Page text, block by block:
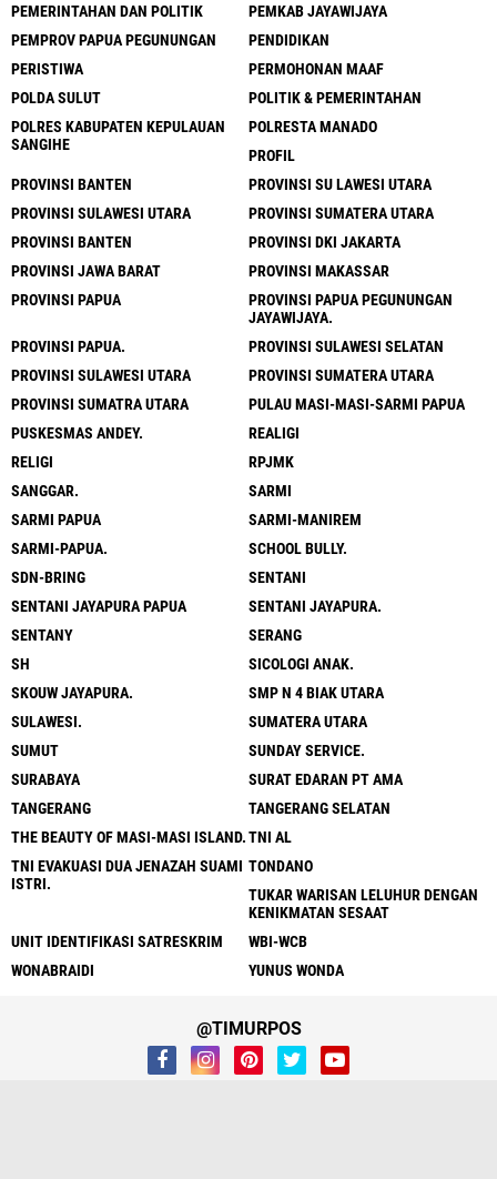
PEMERINTAHAN DAN POLITIK
PEMKAB JAYAWIJAYA
PEMPROV PAPUA PEGUNUNGAN
PENDIDIKAN
PERISTIWA
PERMOHONAN MAAF
POLDA SULUT
POLITIK & PEMERINTAHAN
POLRES KABUPATEN KEPULAUAN
SANGIHE
POLRESTA MANADO
PROFIL
PROVINSI BANTEN
PROVINSI SU LAWESI UTARA
PROVINSI SULAWESI UTARA
PROVINSI SUMATERA UTARA
PROVINSI BANTEN
PROVINSI DKI JAKARTA
PROVINSI JAWA BARAT
PROVINSI MAKASSAR
PROVINSI PAPUA
PROVINSI PAPUA PEGUNUNGAN
JAYAWIJAYA.
PROVINSI PAPUA.
PROVINSI SULAWESI SELATAN
PROVINSI SULAWESI UTARA
PROVINSI SUMATERA UTARA
PROVINSI SUMATRA UTARA
PULAU MASI-MASI-SARMI PAPUA
PUSKESMAS ANDEY.
REALIGI
RELIGI
RPJMK
SANGGAR.
SARMI
SARMI PAPUA
SARMI-MANIREM
SARMI-PAPUA.
SCHOOL BULLY.
SDN-BRING
SENTANI
SENTANI JAYAPURA PAPUA
SENTANI JAYAPURA.
SENTANY
SERANG
SH
SICOLOGI ANAK.
SKOUW JAYAPURA.
SMP N 4 BIAK UTARA
SULAWESI.
SUMATERA UTARA
SUMUT
SUNDAY SERVICE.
SURABAYA
SURAT EDARAN PT AMA
TANGERANG
TANGERANG SELATAN
THE BEAUTY OF MASI-MASI ISLAND.TNI AL
TNI EVAKUASI DUA JENAZAH SUAMI
ISTRI.
TONDANO
TUKAR WARISAN LELUHUR DENGAN
KENIKMATAN SESAAT
UNIT IDENTIFIKASI SATRESKRIM
WBI-WCB
WONABRAIDI
YUNUS WONDA
@TIMURPOS